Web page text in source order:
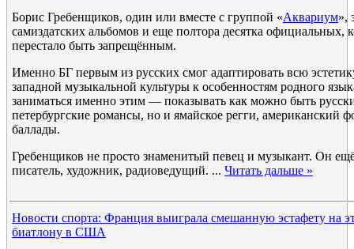
Борис Гребенщиков, один или вместе с группой «Аквариум»,
самиздатских альбомов и еще полтора десятка официальных,
перестало быть запрещённым.
Именно БГ первым из русских смог адаптировать всю
западной музыкальной культуры к особенностям родного
заниматься именно этим — показывать как можно быть
петербургские романсы, но и ямайское регги, американский
баллады.
Гребенщиков не просто знаменитый певец и музыкант. Он
писатель, художник, радиоведущий. ... Читать дальше »
Новости спорта: Франция выиграла смешанную эстафету на
биатлону в США